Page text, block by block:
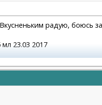
радую, боюсь
23.03 2017